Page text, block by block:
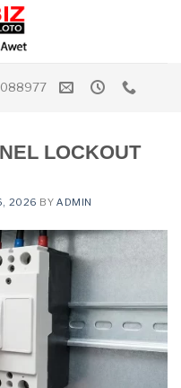
LOCKOUT
2026 BY ADMIN